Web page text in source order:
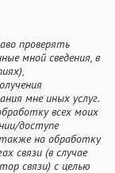
проверять
мной сведения, в
мне иных услуг.
всех моих
доступе
на обработку
связи (в случае
связи) с целью